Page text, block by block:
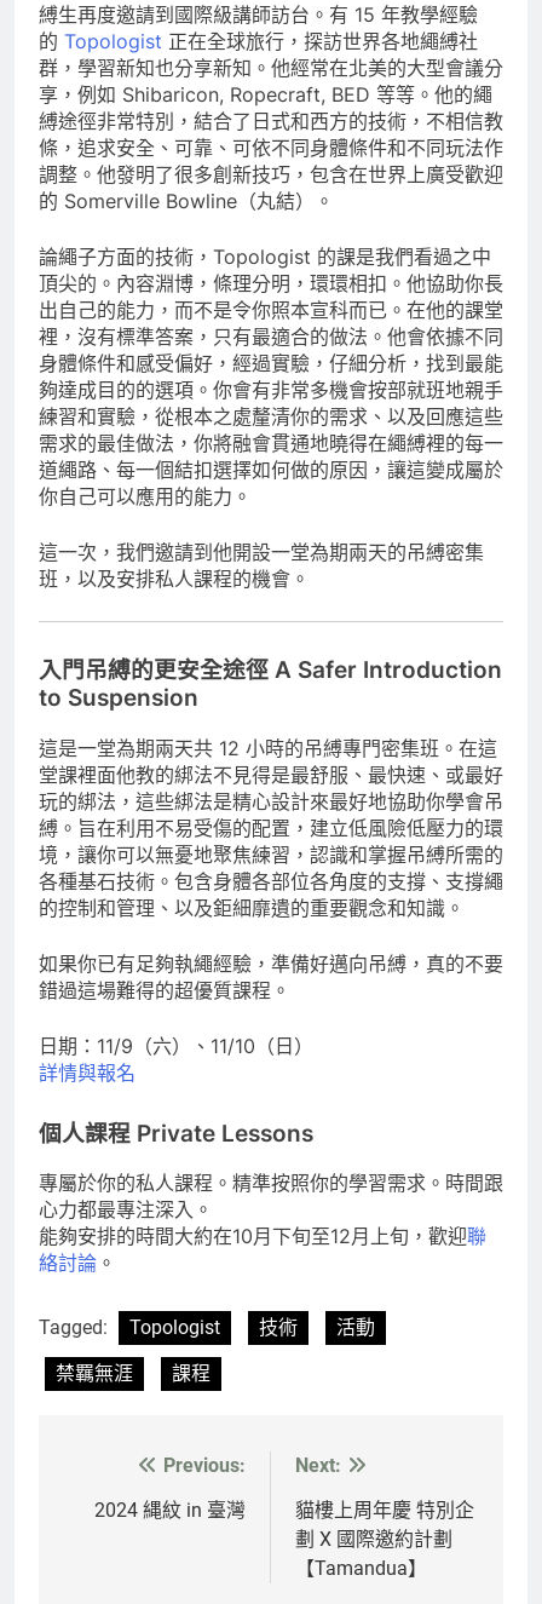
縛生再度邀請到國際級講師訪台。有 15 年教學經驗
的 Topologist 正在全球旅行，探訪世界各地繩縛社
群，學習新知也分享新知。他經常在北美的大型會議分
享，例如 Shibaricon, Ropecraft, BED 等等。他的繩
縛途徑非常特別，結合了日式和西方的技術，不相信教
條，追求安全、可靠、可依不同身體條件和不同玩法作
調整。他發明了很多創新技巧，包含在世界上廣受歡迎
的 Somerville Bowline（丸結）。
論繩子方面的技術，Topologist 的課是我們看過之中
頂尖的。內容淵博，條理分明，環環相扣。他協助你長
出自己的能力，而不是令你照本宣科而已。在他的課堂
裡，沒有標準答案，只有最適合的做法。他會依據不同
身體條件和感受偏好，經過實驗，仔細分析，找到最能
夠達成目的的選項。你會有非常多機會按部就班地親手
練習和實驗，從根本之處釐清你的需求、以及回應這些
需求的最佳做法，你將融會貫通地曉得在繩縛裡的每一
道繩路、每一個結扣選擇如何做的原因，讓這變成屬於
你自己可以應用的能力。
這一次，我們邀請到他開設一堂為期兩天的吊縛密集
班，以及安排私人課程的機會。
入門吊縛的更安全途徑 A Safer Introduction
to Suspension
這是一堂為期兩天共 12 小時的吊縛專門密集班。在這
堂課裡面他教的綁法不見得是最舒服、最快速、或最好
玩的綁法，這些綁法是精心設計來最好地協助你學會吊
縛。旨在利用不易受傷的配置，建立低風險低壓力的環
境，讓你可以無憂地聚焦練習，認識和掌握吊縛所需的
各種基石技術。包含身體各部位各角度的支撐、支撐繩
的控制和管理、以及鉅細靡遺的重要觀念和知識。
如果你已有足夠執繩經驗，準備好邁向吊縛，真的不要
錯過這場難得的超優質課程。
日期：11/9（六）、11/10（日）
詳情與報名
個人課程 Private Lessons
專屬於你的私人課程。精準按照你的學習需求。時間跟
心力都最專注深入。
能夠安排的時間大約在10月下旬至12月上旬，歡迎聯
絡討論 。
Tagged: Topologist 技術
活動
禁羈無涯
課程
Previous:
2024 縄紋 in 臺灣
Next:
貓樓上周年慶 特別企
劃 X 國際邀約計劃
【Tamandua】